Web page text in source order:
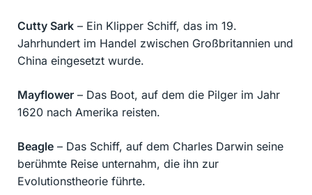
Cutty Sark – Ein Klipper Schiff, das im 19.
Jahrhundert im Handel zwischen Großbritannien und
China eingesetzt wurde.
Mayflower – Das Boot, auf dem die Pilger im Jahr
1620 nach Amerika reisten.
Beagle – Das Schiff, auf dem Charles Darwin seine
berühmte Reise unternahm, die ihn zur
Evolutionstheorie führte.